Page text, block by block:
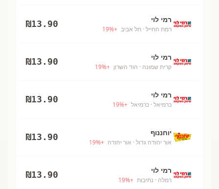
רמי לוי
רמת החייל · תל אביב +
19%
₪13.90
רמי לוי
קרית שמונה · הוד השרון +
19%
₪13.90
רמי לוי
כרמיאל · כרמיאל +
19%
₪13.90
יוחננוף
אור יהודה גדול · אור יהודה +
19%
₪13.90
רמי לוי
רמלה · נתיבות +
19%
₪13.90